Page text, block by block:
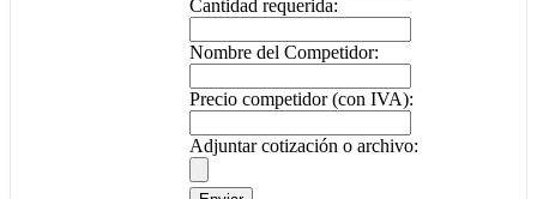
Cantidad requerida:
Nombre del Competidor:
Precio competidor (con IVA):
Adjuntar cotización o archivo: